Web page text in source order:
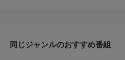
同じジャンルのおすすめ番組